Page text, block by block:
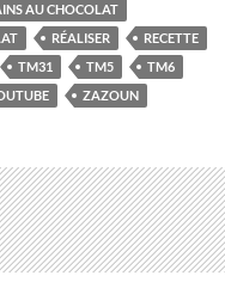
AU CHOCOLAT
RÉALISER
RECETTE
TM31 TM5
TM6
ZAZOUN